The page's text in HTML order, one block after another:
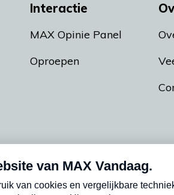
Interactie
MAX Opinie Panel
Oproepen